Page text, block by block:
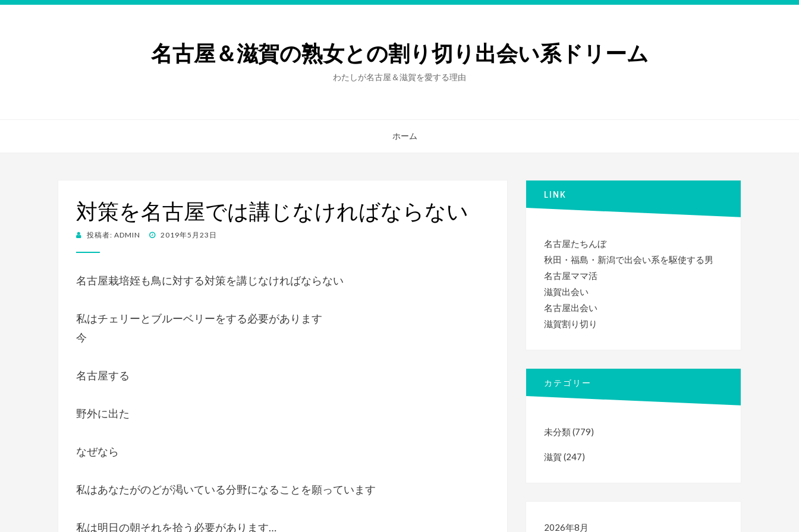
名古屋＆滋賀の熟女との割り切り出会い系ドリーム
わたしが名古屋＆滋賀を愛する理由
ホーム
対策を名古屋では講じなければならない
投稿者: ADMIN
投 2019年5月23日
名古屋栽培姪も鳥に対する対策を講じなければならない
私はチェリーとブルーベリーをする必要があります
今
名古屋する
野外に出た
なぜなら
私はあなたがのどが渇いている分野になることを願っています
私は明日の朝それを拾う必要があります…
LINK
名古屋たちんぼ
秋田・福島・新潟で出会い系を駆使する男
名古屋ママ活
滋賀出会い
名古屋出会い
滋賀割り切り
カテゴリー
未分類(779)
滋賀 (247)
2026年8月